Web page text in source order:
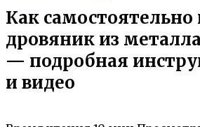
Как самостоятельно
дровяник из
— подробная
и видео